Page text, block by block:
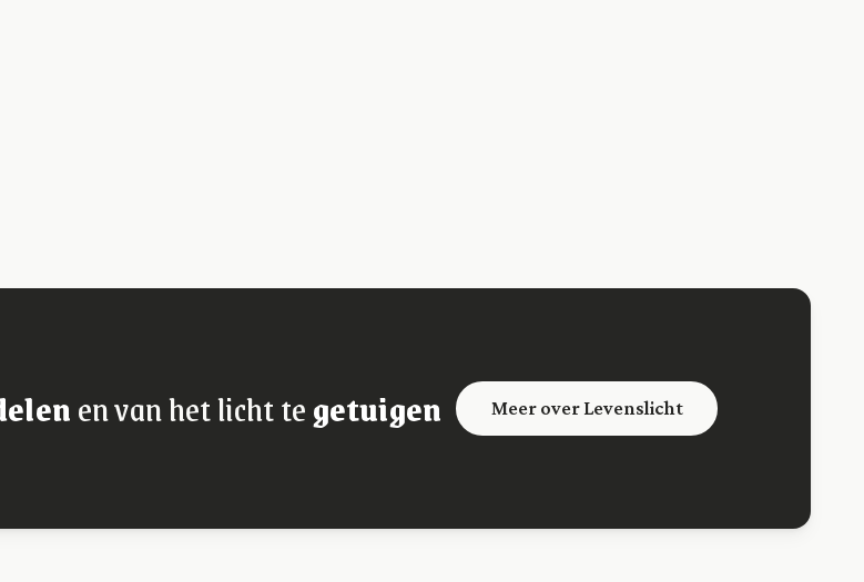
en van het licht tegetuigen Meer over Levenslicht